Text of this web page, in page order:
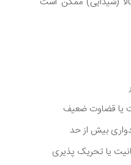
یا قضاوت ضعیف
بیش از حد
یا تحریک پذیری